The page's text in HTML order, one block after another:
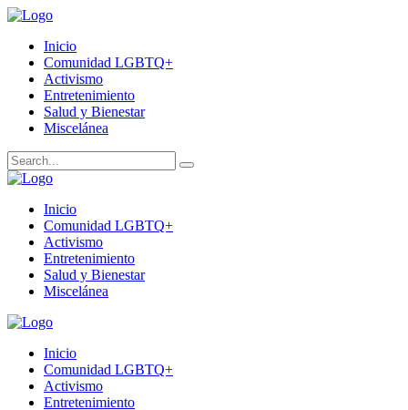
Inicio
Comunidad LGBTQ+
Activismo
Entretenimiento
Salud y Bienestar
Miscelánea
Inicio
Comunidad LGBTQ+
Activismo
Entretenimiento
Salud y Bienestar
Miscelánea
Inicio
Comunidad LGBTQ+
Activismo
Entretenimiento